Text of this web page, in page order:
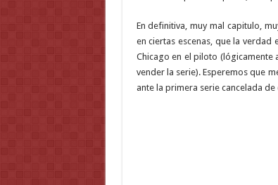
En definitiva, muy mal capitulo,
en ciertas escenas, que la
Chicago en el piloto (lógicamente
vender la serie). Esperemos que
ante la primera serie cancelada